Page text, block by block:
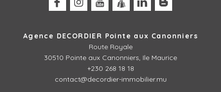
Agence DECORDIER Pointe aux Canonniers
Route Royale
30510 Pointe aux Canonniers, Ile Maurice
+230 268 18 18
contact@decordier-immobilier.mu